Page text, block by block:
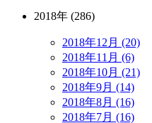
2018年 (286)
2018年12月 (20)
2018年11月 (6)
2018年10月 (21)
2018年9月 (14)
2018年8月 (16)
2018年7月 (16)